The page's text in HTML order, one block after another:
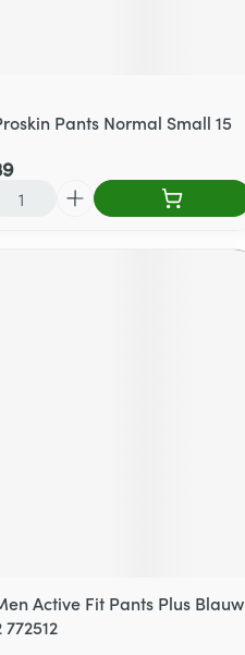
Pants Normal Small 15
Active Fit Pants Plus Blauw